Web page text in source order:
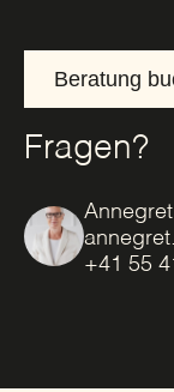
Beratung
Fragen?
+41 55